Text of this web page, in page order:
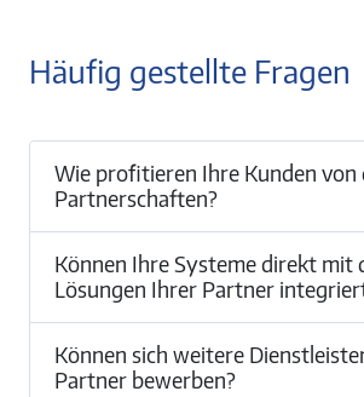
Häufig gestellte Fragen
Wie profitieren Ihre Kunden von
Partnerschaften?
Können Ihre Systeme direkt mit
Lösungen Ihrer Partner
Können sich weitere
Partner bewerben?